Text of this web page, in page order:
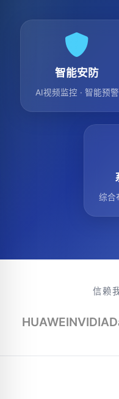
智能安防
AI视频监控 · 智能预警
综合
信赖
HUAWEINVIDIA